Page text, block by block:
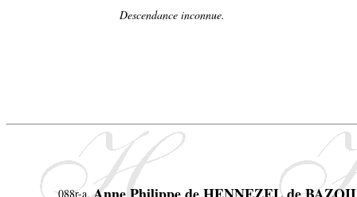
Descendance inconnue.
088r-a.